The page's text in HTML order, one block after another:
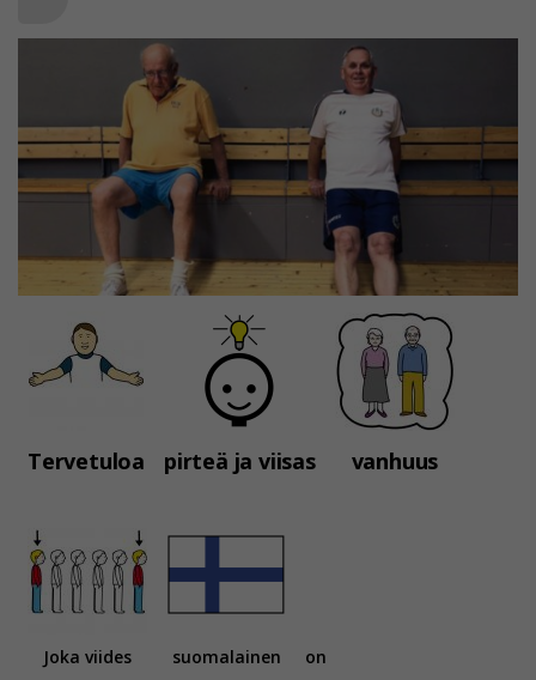
Tervetuloa pirteä ja viisas vanhuus
Joka viides suomalainen on